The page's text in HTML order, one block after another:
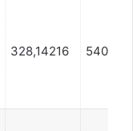
328,14216 540494